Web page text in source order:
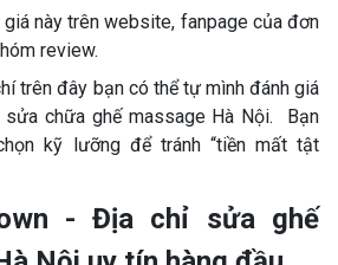
giá này trên website, fanpage của đơn
review.
trên đây bạn có thể tự mình đánh giá
chữa ghế massage Hà Nội. Bạn
kỹ lưỡng để tránh “tiền mất tật
- Địa chỉ sửa ghế